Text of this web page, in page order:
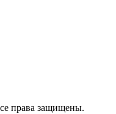
права защищены.